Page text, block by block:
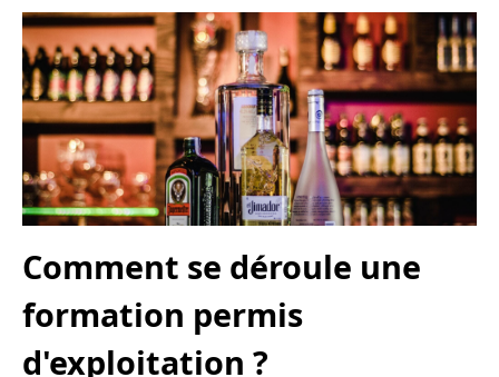
Comment se déroule une
formation permis
d'exploitation ?